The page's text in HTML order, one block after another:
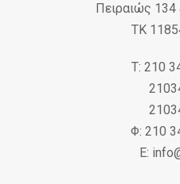
Πειραιώς 134
ΤΚ
Τ: 210
Φ: 210
Ε: